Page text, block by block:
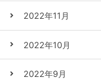
2022年11月
2022年10月
2022年9月